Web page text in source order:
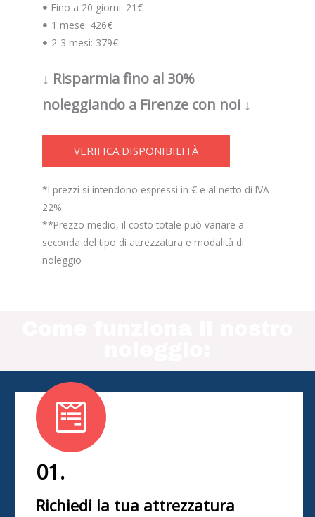
Fino a 20 giorni: 21€
1 mese: 426€
2-3 mesi: 379€
↓ Risparmia fino al 30%
noleggiando a Firenze con noi ↓
VERIFICA DISPONIBILITÀ
*I prezzi si intendono espressi in € e al netto di IVA
22%
**Prezzo medio, il costo totale può variare a
seconda del tipo di attrezzatura e modalità di
noleggio
01.
Richiedi la tua attrezzatura